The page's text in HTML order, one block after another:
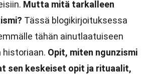
Mutta mitä tarkalleen
Tässä blogikirjoituksessa
tähän ainutlaatuiseen
historiaan. Opit, miten ngunzismi
sen keskeiset opit ja rituaalit,